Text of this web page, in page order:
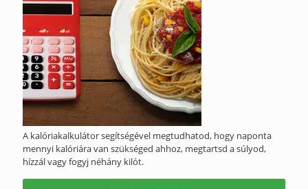
A kalóriakalkulátor segítségével megtudhatod, hogy naponta
mennyi kalóriára van szükséged ahhoz, megtartsd a súlyod,
hízzál vagy fogyj néhány kilót.